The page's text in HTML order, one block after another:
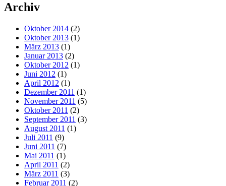
Archiv
Oktober 2014 (2)
Oktober 2013 (1)
März 2013 (1)
Januar 2013 (2)
Oktober 2012 (1)
Juni 2012 (1)
April 2012 (1)
Dezember 2011 (1)
November 2011 (5)
Oktober 2011 (2)
September 2011 (3)
August 2011 (1)
Juli 2011 (9)
Juni 2011 (7)
Mai 2011 (1)
April 2011 (2)
März 2011 (3)
Februar 2011 (2)